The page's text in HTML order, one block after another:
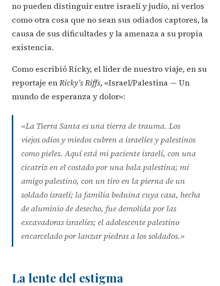
no pueden distinguir entre israelí y judío, ni verlos
como otra cosa que no sean sus odiados captores, la
causa de sus dificultades y la amenaza a su propia
existencia.
Como escribió Ricky, el líder de nuestro viaje, en su
reportaje enRicky’s Riffs, «Israel/Palestina — Un
mundo de esperanza y dolor»:
«La Tierra Santa es una tierra de trauma. Los
viejos odios y miedos cubren a israelíes y palestinos
como pieles. Aquí está mi paciente israelí, con una
cicatriz en el costado por una bala palestina; mi
amigo palestino, con un tiro en la pierna de un
soldado israelí; la familia beduina cuya casa, hecha
de aluminio de desecho, fue demolida por las
excavadoras israelíes; el adolescente palestino
encarcelado por lanzar piedras a los soldados.»
La lente del estigma